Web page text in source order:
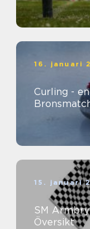
16. januari
Curling -
15. januari
SM
Översikt